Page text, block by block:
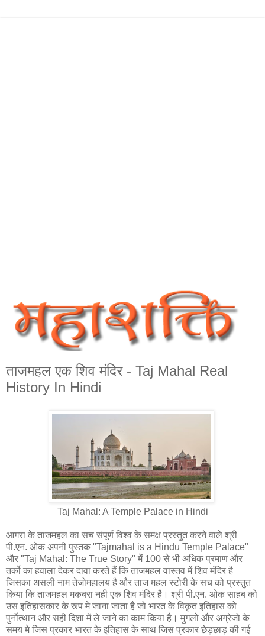
ताजमहल एक शिव मंदिर - Taj Mahal Real
History In Hindi
Taj Mahal: A Temple Palace in Hindi
आगरा के ताजमहल का सच संपूर्ण विश्व के समक्ष प्रस्तुत करने वाले श्री
पी.एन. ओक अपनी पुस्तक "Tajmahal is a Hindu Temple Palace"
और "Taj Mahal: The True Story" में 100 से भी अधिक प्रमाण और
तर्को का हवाला देकर दावा करते हैं कि ताजमहल वास्तव में शिव मंदिर है
जिसका असली नाम तेजोमहालय है और ताज महल स्टोरी के सच को प्रस्तुत
किया कि ताजमहल मकबरा नही एक शिव मंदिर है। श्री पी.एन. ओक साहब को
उस इतिहासकार के रूप मे जाना जाता है जो भारत के विकृत इतिहास को
पुर्नोत्थान और सही दिशा में ले जाने का काम किया है। मुगलो और अग्रेजो के
समय मे जिस प्रकार भारत के इतिहास के साथ जिस प्रकार छेड़छाड़ की गई